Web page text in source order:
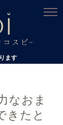
ます
なおま
きたと